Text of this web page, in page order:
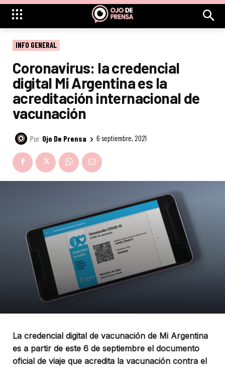
INFO GENERAL
Coronavirus: la credencial
digital Mi Argentina es la
acreditación internacional de
vacunación
Por Ojo De Prensa 6 septiembre, 2021
La credencial digital de vacunación de Mi Argentina
es a partir de este 6 de septiembre el documento
oficial de viaje que acredita la vacunación contra el